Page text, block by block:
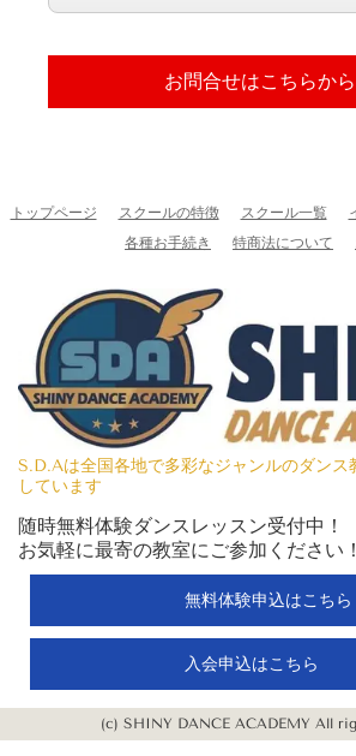
お問合せはこちらから
トップページ スクールの特徴 スクール一覧
各種お手続き
特商法について
S.D.Aは全国各地で多彩なジャンルのダンス
しています
随時無料体験ダンスレッスン受付中！
お気軽に最寄の教室にご参加ください！
無料体験申込はこちら
入会申込はこちら
(c) SHINY DANCE ACADEMY All